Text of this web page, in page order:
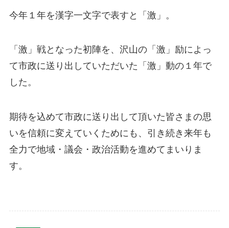
今年１年を漢字一文字で表すと「激」。
「激」戦となった初陣を、沢山の「激」励によっ
て市政に送り出していただいた「激」動の１年で
した。
期待を込めて市政に送り出して頂いた皆さまの思
いを信頼に変えていくためにも、引き続き来年も
全力で地域・議会・政治活動を進めてまいりま
す。